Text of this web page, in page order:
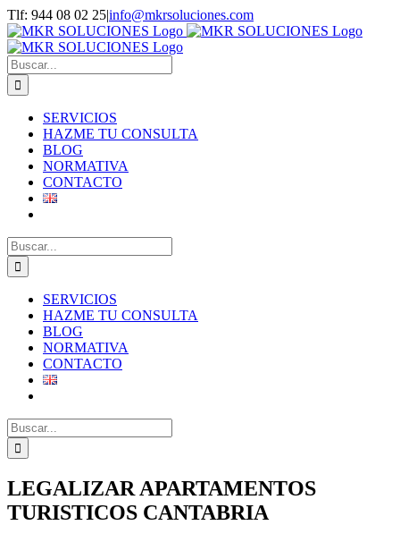
Saltar
al
contenido
Tlf: 944 08 02 25|info@mkrsoluciones.com
Buscar:
SERVICIOS
HAZME TU CONSULTA
BLOG
NORMATIVA
CONTACTO
Buscar:
SERVICIOS
HAZME TU CONSULTA
BLOG
NORMATIVA
CONTACTO
Buscar:
LEGALIZAR APARTAMENTOS
TURISTICOS CANTABRIA